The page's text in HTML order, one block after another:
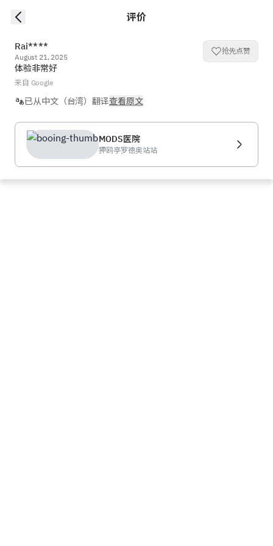
评价
Rai****
August 21, 2025
抢先点赞
体验非常好
来自 Google
已从中文（台湾）翻译查看原文
MODS医院
狎鸥亭罗德奥站站